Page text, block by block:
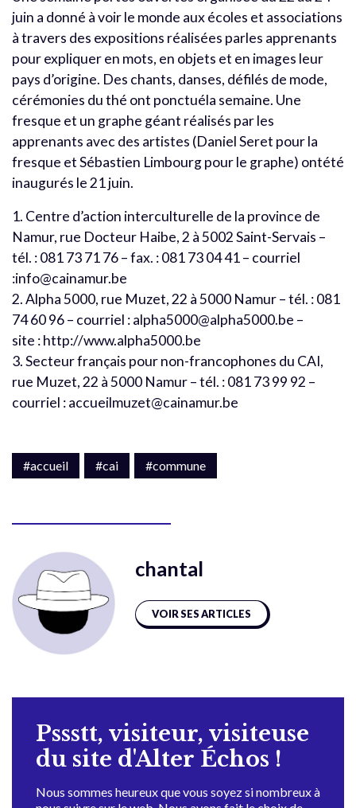
juin a donné à voir le monde aux écoles et associations
à travers des expositions réalisées parles apprenants
pour expliquer en mots, en objets et en images leur
pays d’origine. Des chants, danses, défilés de mode,
cérémonies du thé ont ponctuéla semaine. Une
fresque et un graphe géant réalisés par les
apprenants avec des artistes (Daniel Seret pour la
fresque et Sébastien Limbourg pour le graphe) ontété
inaugurés le 21 juin.
1. Centre d’action interculturelle de la province de
Namur, rue Docteur Haibe, 2 à 5002 Saint-Servais –
tél. : 081 73 71 76 – fax. : 081 73 04 41 – courriel
:info@cainamur.be
2. Alpha 5000, rue Muzet, 22 à 5000 Namur – tél. : 081
74 60 96 – courriel : alpha5000@alpha5000.be –
site : http://www.alpha5000.be
3. Secteur français pour non-francophones du CAI,
rue Muzet, 22 à 5000 Namur – tél. : 081 73 99 92 –
courriel : accueilmuzet@cainamur.be
#accueil #cai #commune
chantal
VOIR SES ARTICLES
Pssstt, visiteur, visiteuse
du site d'Alter Échos !
Nous sommes heureux que vous soyez si nombreux à